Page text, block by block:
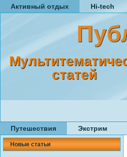
Активный отдых Hi-tech
статей
Путешествия Экстрим
Новые статьи